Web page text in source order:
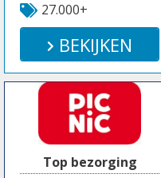
27.000+
BEKIJKEN
Top bezorging